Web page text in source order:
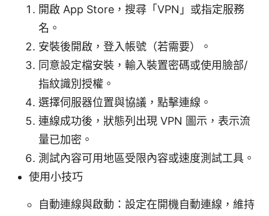
開啟 App Store，搜尋「VPN」或指定服務
名。
安裝後開啟，登入帳號（若需要）。
同意設定檔安裝，輸入裝置密碼或使用臉部/
指紋識別授權。
選擇伺服器位置與協議，點擊連線。
連線成功後，狀態列出現 VPN 圖示，表示流
量已加密。
測試內容可用地區受限內容或速度測試工具。
使用小技巧
自動連線與啟動：設定在開機自動連線，維持